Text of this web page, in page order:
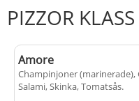
PIZZOR
Amore
Champinjoner (marinerade),
Salami, Skinka, Tomatsås.